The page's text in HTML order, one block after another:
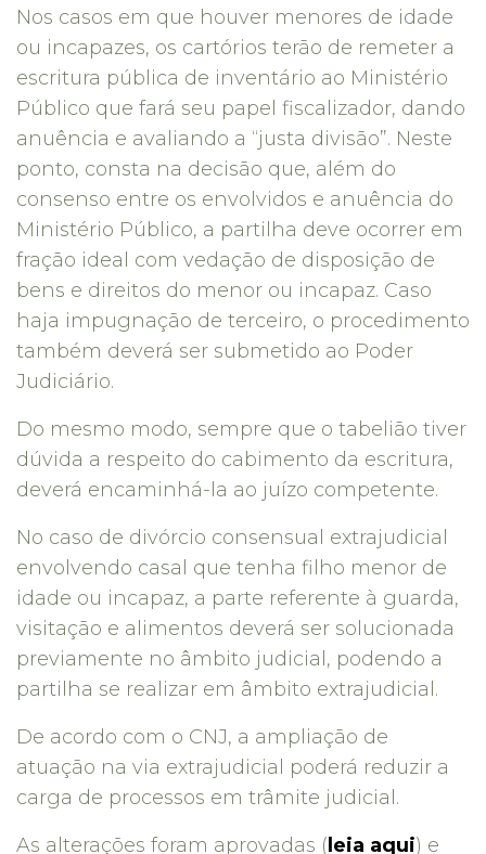
Nos casos em que houver menores de idade
ou incapazes, os cartórios terão de remeter a
escritura pública de inventário ao Ministério
Público que fará seu papel fiscalizador, dando
anuência e avaliando a “justa divisão”. Neste
ponto, consta na decisão que, além do
consenso entre os envolvidos e anuência do
Ministério Público, a partilha deve ocorrer em
fração ideal com vedação de disposição de
bens e direitos do menor ou incapaz. Caso
haja impugnação de terceiro, o procedimento
também deverá ser submetido ao Poder
Judiciário.
Do mesmo modo, sempre que o tabelião tiver
dúvida a respeito do cabimento da escritura,
deverá encaminhá-la ao juízo competente.
No caso de divórcio consensual extrajudicial
envolvendo casal que tenha filho menor de
idade ou incapaz, a parte referente à guarda,
visitação e alimentos deverá ser solucionada
previamente no âmbito judicial, podendo a
partilha se realizar em âmbito extrajudicial.
De acordo com o CNJ, a ampliação de
atuação na via extrajudicial poderá reduzir a
carga de processos em trâmite judicial.
As alterações foram aprovadas ( leia aqui) e